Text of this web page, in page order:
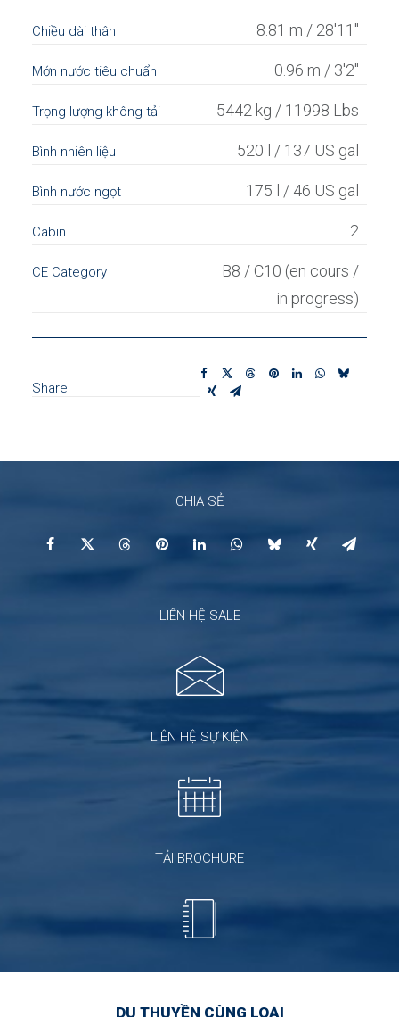
Chiều dài thân 8.81 m / 28'11"
Mớn nước tiêu chuẩn 0.96 m / 3'2"
Trọng lượng không tải 5442 kg / 11998 Lbs
Bình nhiên liệu 520 l / 137 US gal
Bình nước ngọt 175 l / 46 US gal
Cabin 2
CE Category
B8 / C10 (en cours /
in progress)
Share
CHIA SẺ
LIÊN HỆ SALE
LIÊN HỆ SỰ KIỆN
TẢI BROCHURE
DU THUYỀN CÙNG LOẠI